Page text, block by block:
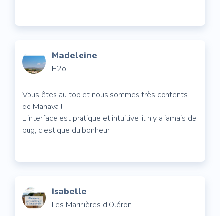
Madeleine
H2o
Vous êtes au top et nous sommes très contents
de Manava !
L'interface est pratique et intuitive, il n'y a jamais de
bug, c'est que du bonheur !
Isabelle
Les Marinières d'Oléron